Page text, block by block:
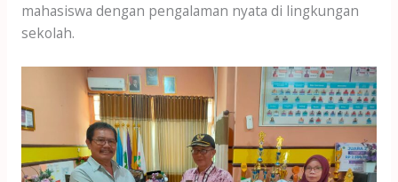
mahasiswa dengan pengalaman nyata di lingkungan
sekolah.